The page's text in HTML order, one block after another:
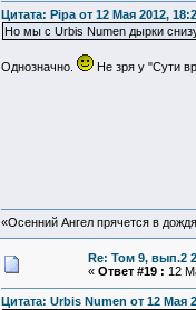
Цитата: Pipa от 12 Мая 2012,
Но мы с Urbis Numen дырки
Однозначно. Не зря у "Сути
«Осенний Ангел прячется в
Re: Том 9, вып.2
« Ответ #19 : 12
Цитата: Urbis Numen от 12 Мая